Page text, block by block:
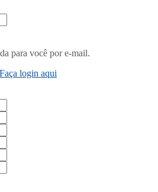
para você por e-mail.
Faça login aqui